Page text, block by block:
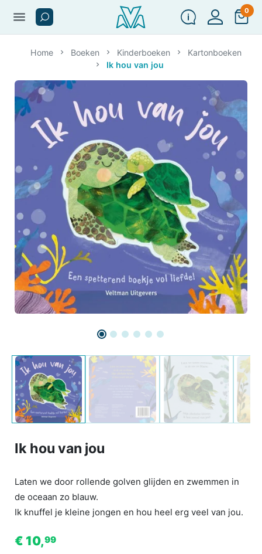
menu 0
Home Boeken Kinderboeken
Kartonboeken
Ik hou van jou
Ik hou van jou
Laten we door rollende golven glijden en zwemmen in
de oceaan zo blauw.
Ik knuffel je kleine jongen en hou heel erg veel van jou.
€ 10,99